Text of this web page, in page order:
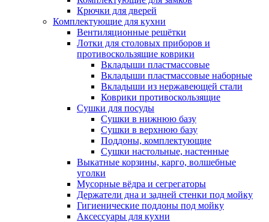
Крючки для дверей
Комплектующие для кухни
Вентиляционные решётки
Лотки для столовых приборов и
противоскользящие коврики
Вкладыши пластмассовые
Вкладыши пластмассовые наборные
Вкладыши из нержавеющей стали
Коврики противоскользящие
Сушки для посуды
Сушки в нижнюю базу
Сушки в верхнюю базу
Поддоны, комплектующие
Сушки настольные, настенные
Выкатные корзины, карго, волшебные
уголки
Мусорные вёдра и сегрегаторы
Держатели дна и задней стенки под мойку
Гигиенические поддоны под мойку
Аксессуары для кухни